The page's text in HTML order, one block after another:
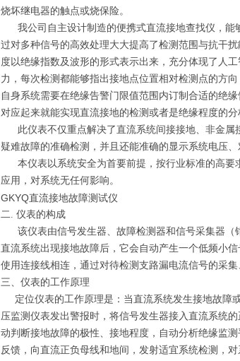
烧坏继电器的触点或烧保险。
我公司自主设计制造的便携式直流接地查找仪，能
过对多种信号的高效处理大大提高了检测范围与抗干
度以绝缘指数及波形的形式表示出来，充分体现了人
力，每次检测都能够指出接地点位置相对检测点的方
自身系统需要在绝缘告警门限值范围内订制合适的绝
对应起来就能实现直流接地的检测或者是绝缘程度的分
此仪表不仅重点解决了直流系统间接接地、非金属
疑难故障的准确检测，并且还能准确的显示系统电压
本仪表以系统安全为首要前提，按行业标准的高要
应用，对系统无任何影响。
GKYQ直流接地故障测试仪
二. 仪表的构成
该仪表由信号发生器、故障检测器和信号采集器（
直流系统出现接地故障后，它会自动产生一个低频小
使用连接线相连，通过对待检测支路漏电流信号的采
三、仪表的工作原理
定位仪表的工作原理是：当直流系统发生接地故障
压监测仪表发出警报时，将信号发生器接入直流系统
动判断接地故障的极性、接地程度，自动分析绝缘监
反馈，向直流正负母线和地间，发射适宜系统检测，